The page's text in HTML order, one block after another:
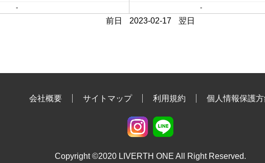
- -
前日 2023-02-17 翌日
会社概要 サイトマップ 利用規約 個人情報保護
Copyright ©2020 LIVERTH ONE All Right Reserved.